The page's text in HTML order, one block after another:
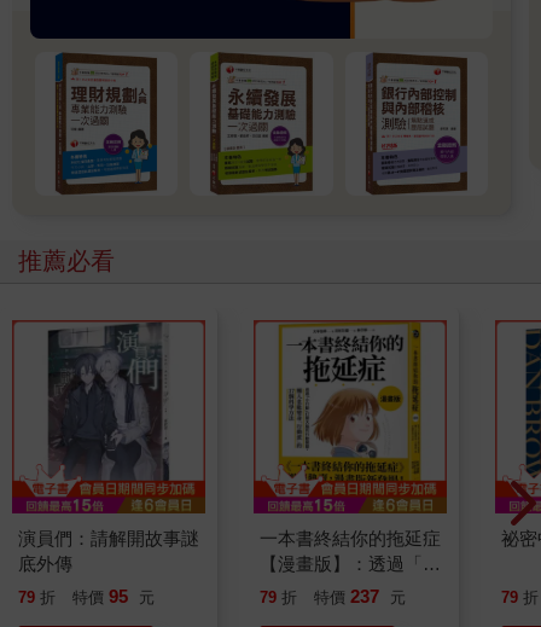
推薦必看
演員們：請解開故事謎
底外傳
79 折 特價 95 元
一本書終結你的拖延症
【漫畫版】：透過「小
行動」打開大腦的行動
79 折 特價 237 元
祕
79 折